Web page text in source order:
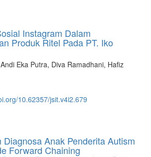
Instagram Dalam
Produk Ritel Pada PT. Iko
Eka Putra, Diva Ramadhani, Hafiz
10.62357/jsit.v4i2.679
Diagnosa Anak Penderita Autism
Forward Chaining